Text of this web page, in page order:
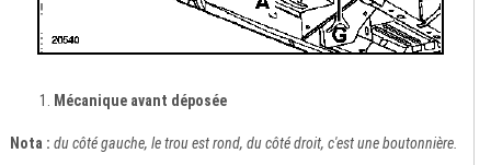
Mécanique avant déposée
Nota : du côté gauche, le trou est rond, du côté droit, c'est une boutonnière.